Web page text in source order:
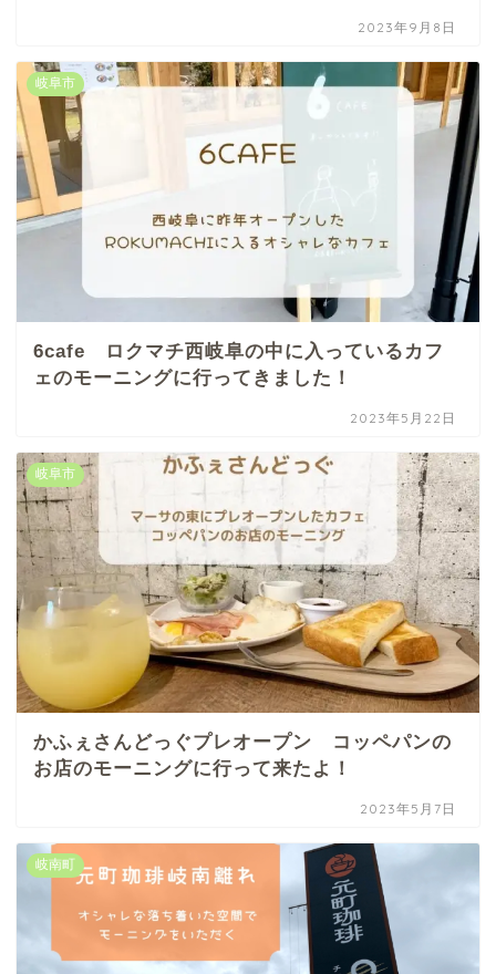
2023年9月8日
岐阜市
6cafe ロクマチ西岐阜の中に入っているカフ
ェのモーニングに行ってきました！
2023年5月22日
岐阜市
かふぇさんどっぐプレオープン コッペパンの
お店のモーニングに行って来たよ！
2023年5月7日
岐南町